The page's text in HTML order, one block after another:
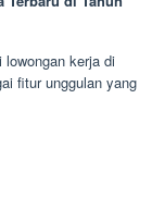
kerja di
fitur unggulan yang